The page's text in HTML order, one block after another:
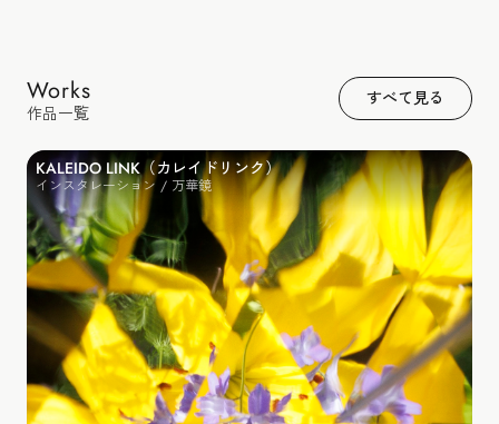
Works
作品一覧
すべて見る
KALEIDO LINK（カレイドリンク）
インスタレーション / 万華鏡